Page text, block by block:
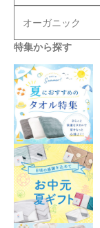
オーガニック
特集から探す